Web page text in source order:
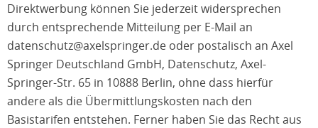
Direktwerbung können Sie jederzeit widersprechen
durch entsprechende Mitteilung per E-Mail an
datenschutz@axelspringer.de oder postalisch an Axel
Springer Deutschland GmbH, Datenschutz, Axel-
Springer-Str. 65 in 10888 Berlin, ohne dass hierfür
andere als die Übermittlungskosten nach den
Basistarifen entstehen. Ferner haben Sie das Recht aus